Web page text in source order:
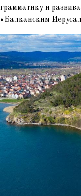
грамматику и
«Балканским